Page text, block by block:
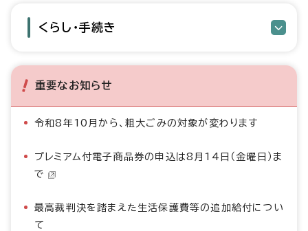
くらし・手続き
重要なお知らせ
令和8年10月から、粗大ごみの対象が変わります
プレミアム付電子商品券の申込は8月14日（金曜日）ま
で
最高裁判決を踏まえた生活保護費等の追加給付につい
て